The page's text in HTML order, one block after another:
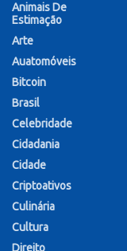
Animais De
Estimação
Arte
Auatomóveis
Bitcoin
Brasil
Celebridade
Cidadania
Cidade
Criptoativos
Culinária
Cultura
Direito